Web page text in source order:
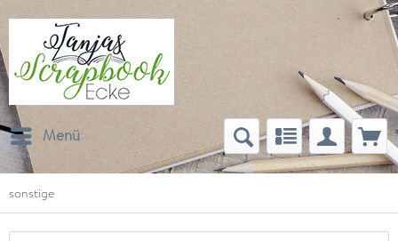
Menü
sonstige